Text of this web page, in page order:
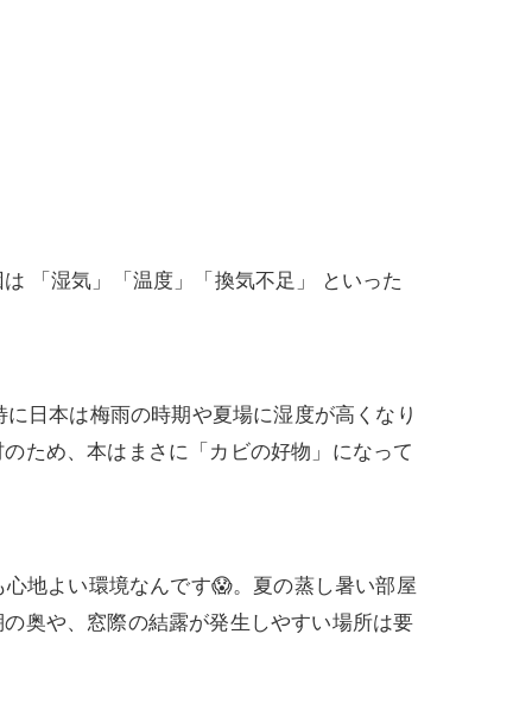
「湿気」「温度」「換気不足」 といった
日本は梅雨の時期や夏場に湿度が高くなり
ため、本はまさに「カビの好物」になって
地よい環境なんです😱。夏の蒸し暑い部屋
奥や、窓際の結露が発生しやすい場所は要